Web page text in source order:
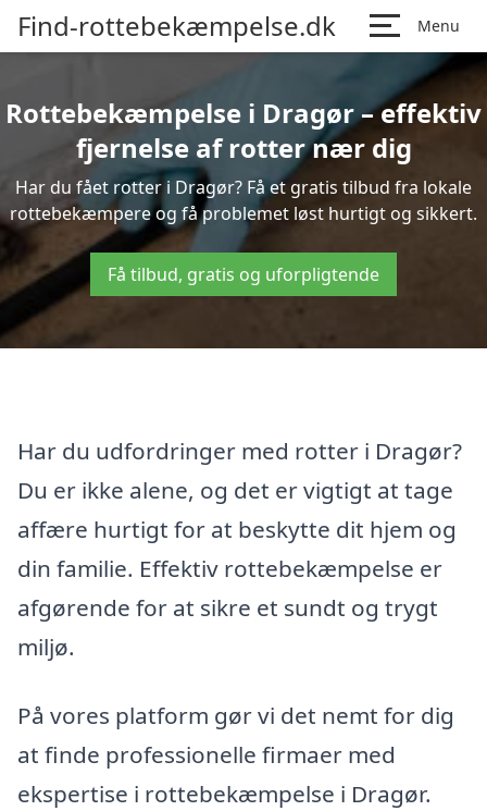
Find-rottebekæmpelse.dk Menu
Rottebekæmpelse i Dragør – effektiv
fjernelse af rotter nær dig
Har du fået rotter i Dragør? Få et gratis tilbud fra lokale
rottebekæmpere og få problemet løst hurtigt og sikkert.
Få tilbud, gratis og uforpligtende
Har du udfordringer med rotter i Dragør?
Du er ikke alene, og det er vigtigt at tage
affære hurtigt for at beskytte dit hjem og
din familie. Effektiv rottebekæmpelse er
afgørende for at sikre et sundt og trygt
miljø.
På vores platform gør vi det nemt for dig
at finde professionelle firmaer med
ekspertise i rottebekæmpelse i Dragør.